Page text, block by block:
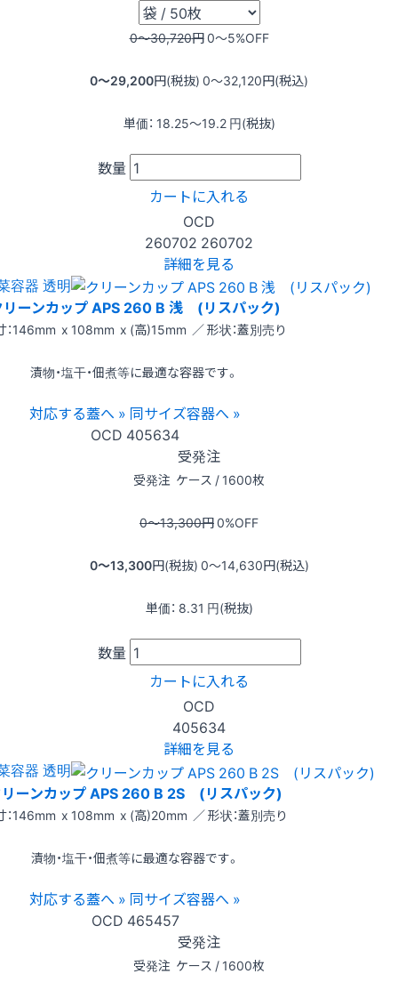
0〜30,720円0〜5%OFF
0〜29,200円(税抜) 0〜32,120円(税込)
単価： 18.25〜19.2 円(税抜)
数量
カートに入れる
OCD
260702 260702
詳細を見る
容器 透明
リーンカップ APS 260 B 浅 (リスパック)
：146mm x 108mm x (高)15mm ／ 形状：蓋別売り
漬物・塩干・佃煮等に最適な容器です。
対応する蓋へ » 同サイズ容器へ »
OCD 405634
受発注
受発注 ケース / 1600枚
0〜13,300円0%OFF
0〜13,300円(税抜) 0〜14,630円(税込)
単価： 8.31 円(税抜)
数量
カートに入れる
OCD
405634
詳細を見る
容器 透明
ーンカップ APS 260 B 2S (リスパック)
：146mm x 108mm x (高)20mm ／ 形状：蓋別売り
漬物・塩干・佃煮等に最適な容器です。
対応する蓋へ » 同サイズ容器へ »
OCD 465457
受発注
受発注 ケース / 1600枚